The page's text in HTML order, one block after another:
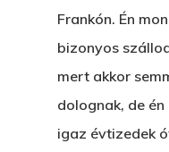
Frankón. Én
bizonyos
mert akkor
dolognak, de
igaz évtizedek